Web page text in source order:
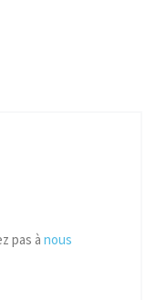
pas à nous